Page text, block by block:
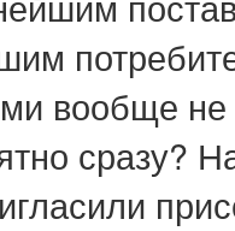
вообще
сразу?